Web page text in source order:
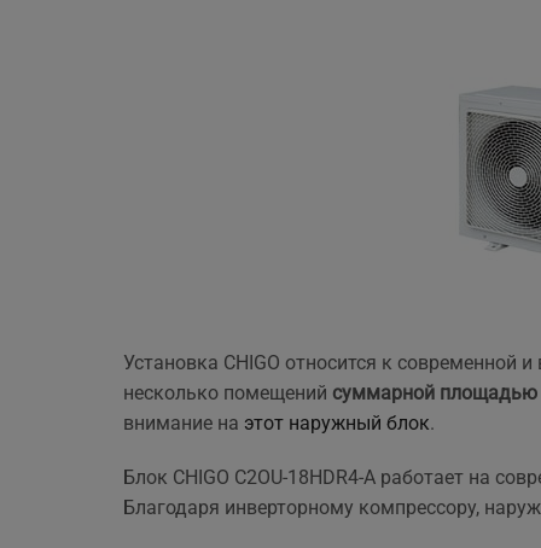
Установка CHIGO относится к современной
несколько помещений суммарной площадью
внимание на этот наружный блок.
Блок CHIGO C2OU-18HDR4-A работает на
Благодаря инверторному компрессору,